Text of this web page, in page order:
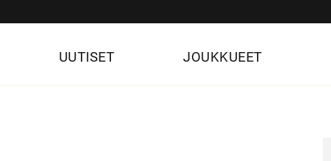
UUTISET JOUKKUEET